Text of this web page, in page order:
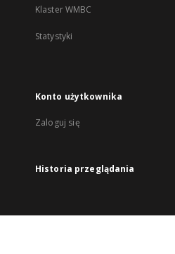
Klaster WMBC
Statystyki
Konto użytkownika
Zaloguj się
Historia przeglądania